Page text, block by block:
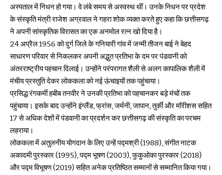
अस्पताल में निधन हो गया। वे लंबे समय से अस्वस्थ थीं। उनके निधन पर प्रदेश
के संस्कृति मंत्री राजेश अग्रवाल ने गहरा शोक व्यक्त करते हुए कहा कि छत्तीसगढ़
ने अपनी सांस्कृतिक विरासत का एक अनमोल रत्न खो दिया है।
24 अप्रैल 1956 को दुर्ग जिले के गनियारी गांव में जन्मी तीजन बाई ने बेहद
साधारण परिवार से निकलकर अपनी अद्भुत प्रतिभा के दम पर पंडवानी को
अंतरराष्ट्रीय पहचान दिलाई। उन्होंने परंपरागत शैली से अलग कापालिक शैली में
मंचीय प्रस्तुति देकर लोककला को नई ऊंचाइयों तक पहुंचाया।
प्रसिद्ध रंगकर्मी हबीब तनवीर ने उनकी प्रतिभा को पहचानकर बड़े मंचों तक
पहुंचाया। इसके बाद उन्होंने इंग्लैंड, फ्रांस, जर्मनी, जापान, तुर्की और मॉरीशस सहित
17 से अधिक देशों में पंडवानी का प्रदर्शन कर छत्तीसगढ़ की संस्कृति का परचम
लहराया।
लोककला में अतुलनीय योगदान के लिए उन्हें पद्मश्री (1988), संगीत नाटक
अकादमी पुरस्कार (1995), पद्म भूषण (2003), फुकुओका पुरस्कार (2018)
और पद्म विभूषण (2019) सहित अनेक प्रतिष्ठित सम्मानों से सम्मानित किया गया।